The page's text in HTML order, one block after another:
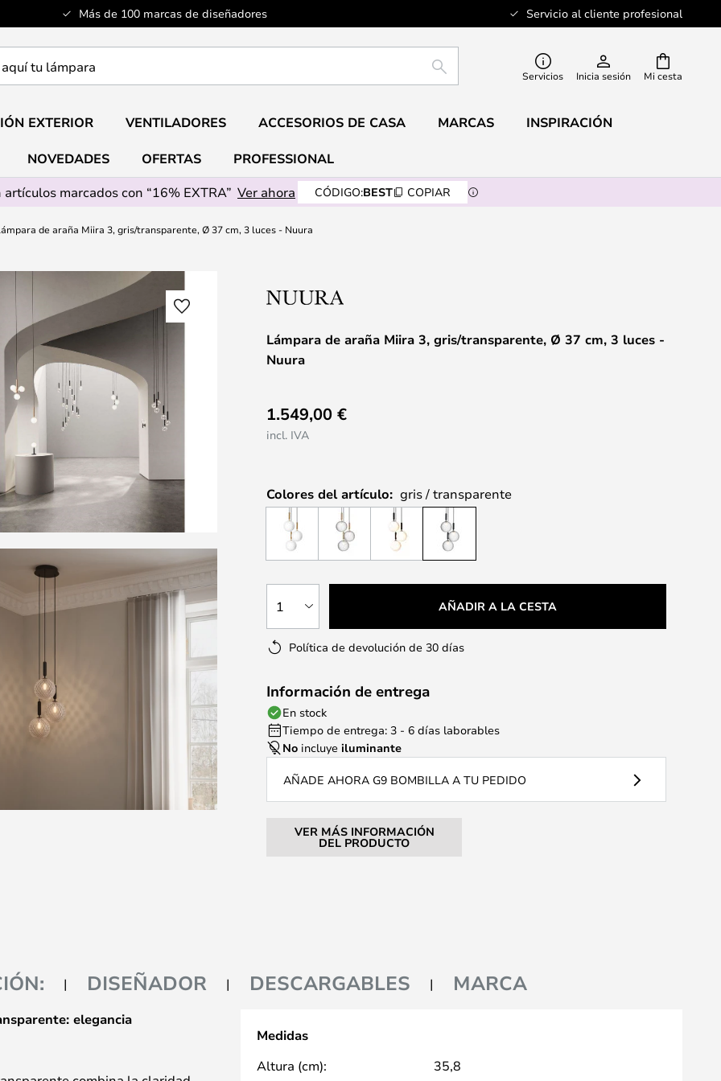
Más de 100 marcas de diseñadores Servicio al cliente profesional
Mi cesta
BUSCAR Servicios Inicia sesión
EXTERIOR VENTILADORES ACCESORIOS DE CASA MARCAS INSPIRACIÓN
NOVEDADES OFERTAS
PROFESSIONAL
artículos marcados con “16% EXTRA” Ver ahora CÓDIGO:BEST COPIAR
de araña Miira 3, gris/transparente, Ø 37 cm, 3 luces - Nuura
Lámpara de araña Miira 3, gris/transparente, Ø 37 cm, 3 luces -
Nuura
1.549,00 €
incl. IVA
Colores del artículo: gris / transparente
1 AÑADIR A LA CESTA
Política de devolución de 30 días
Información de entrega
En stock
Tiempo de entrega: 3 - 6 días laborables
No incluyeiluminante
AÑADE AHORA G9 BOMBILLA A TU PEDIDO
VER MÁS INFORMACIÓN
DEL PRODUCTO
DISEÑADOR DESCARGABLES MARCA
elegancia
Medidas
Altura (cm):
35,8